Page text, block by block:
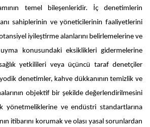
temel bileşenleridir. İç denetimlerin
sahiplerinin ve yöneticilerinin faaliyetlerini
iyileştirme alanlarını belirlemelerine ve
konusundaki eksiklikleri gidermelerine
yetkilileri veya üçüncü taraf denetçiler
denetimler, kahve dükkanının temizlik ve
objektif bir şekilde değerlendirilmesini
yönetmeliklerine ve endüstri standartlarına
itibarını korumak ve olası yasal sorunlardan